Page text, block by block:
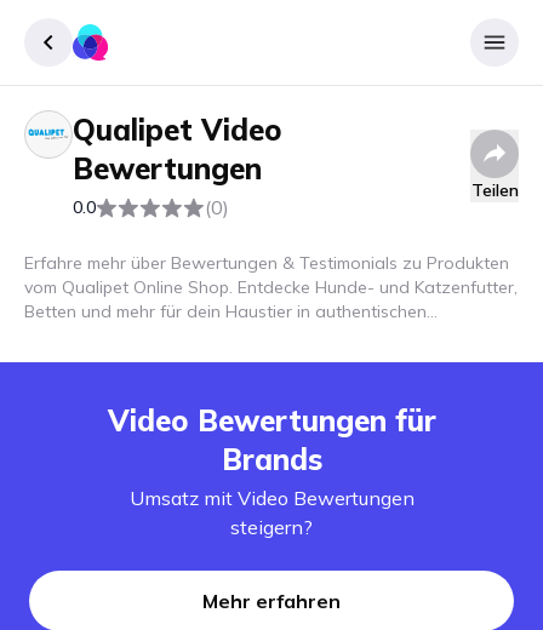
Registrieren
Einloggen
Qualipet Video
Bewertungen
0.0 (0)
Teilen
Erfahre mehr über Bewertungen & Testimonials zu Produkten
vom Qualipet Online Shop. Entdecke Hunde- und Katzenfutter,
Betten und mehr für dein Haustier in authentischen
Video Bewertungen für
Brands
Umsatz mit Video Bewertungen
steigern?
Mehr erfahren